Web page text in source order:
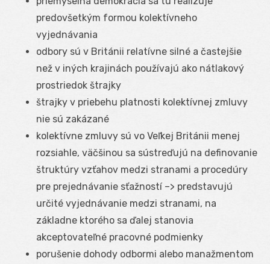
predovšetkým formou kolektívneho
vyjednávania
odbory sú v Británii relatívne silné a častejšie
než v iných krajinách používajú ako nátlakový
prostriedok štrajky
štrajky v priebehu platnosti kolektívnej zmluvy
nie sú zakázané
kolektívne zmluvy sú vo Veľkej Británii menej
rozsiahle, väčšinou sa sústreďujú na definovanie
štruktúry vzťahov medzi stranami a procedúry
pre prejednávanie sťažností –> predstavujú
určité vyjednávanie medzi stranami, na
základne ktorého sa ďalej stanovia
akceptovateľné pracovné podmienky
porušenie dohody odbormi alebo manažmentom